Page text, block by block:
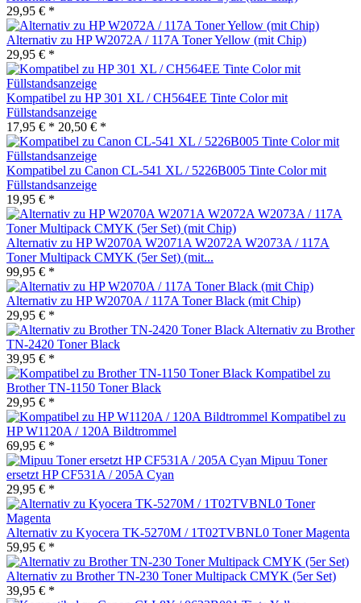
29,95 € *
Alternativ zu HP W2072A / 117A Toner Yellow (mit Chip)
29,95 € *
Kompatibel zu HP 301 XL / CH564EE Tinte Color mit
Füllstandsanzeige
17,95 € * 20,50 € *
Kompatibel zu Canon CL-541 XL / 5226B005 Tinte Color mit
Füllstandsanzeige
19,95 € *
Alternativ zu HP W2070A W2071A W2072A W2073A / 117A
Toner Multipack CMYK (5er Set) (mit...
99,95 € *
Alternativ zu HP W2070A / 117A Toner Black (mit Chip)
29,95 € *
Alternativ zu Brother
TN-2420 Toner Black
39,95 € *
Kompatibel zu
Brother TN-1150 Toner Black
29,95 € *
Kompatibel zu
HP W1120A / 120A Bildtrommel
69,95 € *
Mipuu Toner
ersetzt HP CF531A / 205A Cyan
29,95 € *
Alternativ zu Kyocera TK-5270M / 1T02TVBNL0 Toner Magenta
59,95 € *
Alternativ zu Brother TN-230 Toner Multipack CMYK (5er Set)
39,95 € *